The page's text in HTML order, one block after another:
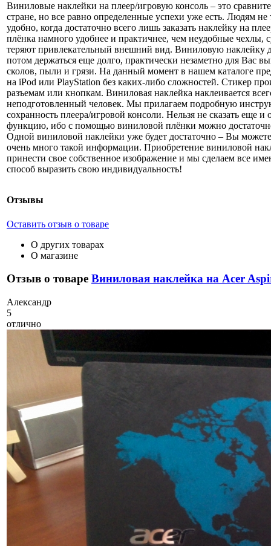
Виниловые наклейки на плеер/игровую консоль – это
стране, но все равно определенные успехи уже есть. Людям
удобно, когда достаточно всего лишь заказать наклейку на
плёнка намного удобнее и практичнее, чем неудобные чехлы,
теряют привлекательный внешний вид. Виниловую наклейку
потом держаться еще долго, практически незаметно для Вас
сколов, пыли и грязи. На данный момент в нашем каталоге
на iPod или PlayStation без каких-либо сложностей. Стикер
разъемам или кнопкам. Виниловая наклейка наклеивается
неподготовленный человек. Мы прилагаем подробную
сохранность плеера/игровой консоли. Нельзя не сказать еще
функцию, ибо с помощью виниловой плёнки можно
Одной виниловой наклейки уже будет достаточно – Вы
очень много такой информации. Приобретение виниловой
принести свое собственное изображение и мы сделаем все
способ выразить свою индивидуальность!
Отзывы
Оставить отзыв о товаре
О других товарах
О магазине
Отзыв о товаре Виниловая наклейка на Acer
Александр
5
отлично